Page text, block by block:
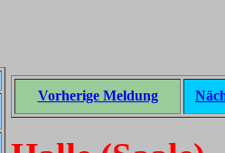
Vorherige Meldung